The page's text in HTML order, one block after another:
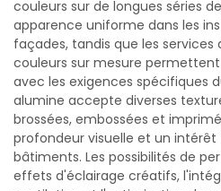
couleurs sur de longues séries
apparence uniforme dans les
façades, tandis que les
couleurs sur mesure
avec les exigences spécifiques
alumine accepte diverses
brossées, embossées et
profondeur visuelle et un
bâtiments. Les possibilités de
effets d'éclairage créatifs,